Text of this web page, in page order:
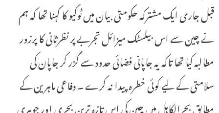
قبل جاری ایک مشترکہ حکومتی بیان میں ٹوکیو کا کہنا تھا کہ ہم
نے چین سے اس بیلسٹک میزائل تجربے پر نظرثانی کا پرزور
مطالبہ کیا تھا تاکہ یہ جاپانی فضائی حدود سے گزر کر جاپان کی
سلامتی کے لیے کوئی خطرہ پیدا نہ کرے ۔ دفاعی ماہرین کے
مطابق بحرالکاہل میں چین کی اس تازہ ترین بحری اور جوہری